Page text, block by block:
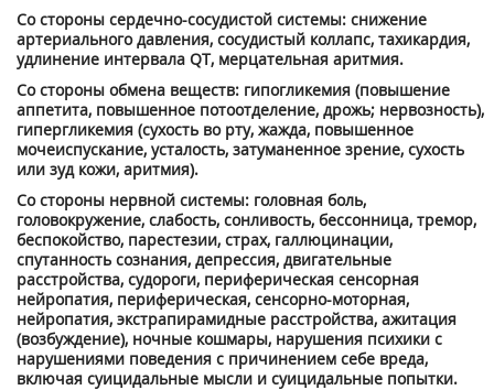
Со стороны сердечно-сосудистой системы: снижение
артериального давления, сосудистый коллапс, тахикардия,
удлинение интервала QT, мерцательная аритмия.
Со стороны обмена веществ: гипогликемия (повышение
аппетита, повышенное потоотделение, дрожь; нервозность),
гипергликемия (сухость во рту, жажда, повышенное
мочеиспускание, усталость, затуманенное зрение, сухость
или зуд кожи, аритмия).
Со стороны нервной системы: головная боль,
головокружение, слабость, сонливость, бессонница, тремор,
беспокойство, парестезии, страх, галлюцинации,
спутанность сознания, депрессия, двигательные
расстройства, судороги, периферическая сенсорная
нейропатия, периферическая, сенсорно-моторная,
нейропатия, экстрапирамидные расстройства, ажитация
(возбуждение), ночные кошмары, нарушения психики с
нарушениями поведения с причинением себе вреда,
включая суицидальные мысли и суицидальные попытки.